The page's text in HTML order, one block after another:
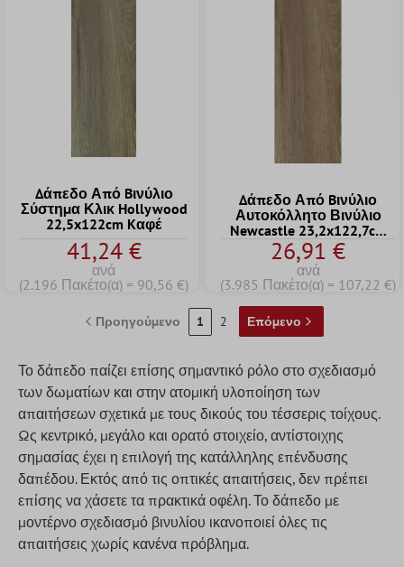
Δάπεδο Από Bινύλιο
Σύστημα Κλικ Hollywood
22,5x122cm Kαφέ
41,24 €
ανά
(2.196 Πακέτο(α) = 90,56 €)
Δάπεδο Από Bινύλιο
Αυτοκόλλητο Βινύλιο
Newcastle 23,2x122,7cm
Μπεζ
26,91 €
ανά
(3.985 Πακέτο(α) = 107,22 €)
Προηγούμενο 1 2 Επόμενο
Το δάπεδο παίζει επίσης σημαντικό ρόλο στο σχεδιασμό
των δωματίων και στην ατομική υλοποίηση των
απαιτήσεων σχετικά με τους δικούς του τέσσερις τοίχους.
Ως κεντρικό, μεγάλο και ορατό στοιχείο, αντίστοιχης
σημασίας έχει η επιλογή της κατάλληλης επένδυσης
δαπέδου. Εκτός από τις οπτικές απαιτήσεις, δεν πρέπει
επίσης να χάσετε τα πρακτικά οφέλη. Το δάπεδο με
μοντέρνο σχεδιασμό βινυλίου ικανοποιεί όλες τις
απαιτήσεις χωρίς κανένα πρόβλημα.